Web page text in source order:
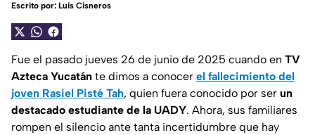
Escrito por: Luis Cisneros
Fue el pasado jueves 26 de junio de 2025 cuando en TV
Azteca Yucatán te dimos a conocer el fallecimiento del
joven Rasiel Pisté Tah, quien fuera conocido por ser un
destacado estudiante de la UADY. Ahora, sus familiares
rompen el silencio ante tanta incertidumbre que hay